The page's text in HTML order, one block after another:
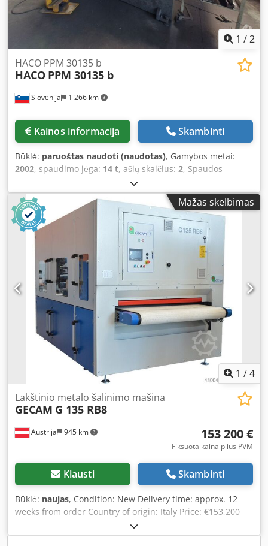
1 /2
Slovėnija 1 266 km
HACO PPM 30135 b
HACO PPM 30135 b
Kainos informacija Skambinti
Būklė: paruoštas naudoti (naudotas), Gamybos metai:
2002, spaudimo jėga: 14 t, ašių skaičius: 2, Spaudos
stabdys pagamintas 2002 m. Šio HACO PPM 30135 b
presavimo jėga yra 135 tonos, o lenkimo ilgis - 3100 mm.
Jame įrengta 15 kW galia, užtikrinanti efektyvų veikimą. Jei
norite gauti aukštos kokybės lenkimo galimybes,
apsvarstykite mūsų parduodamą HACO PPM 30135 b
stakles. Susisiekite su mumis dėl išsamesnės informacijos.
Djdpfx Ajy Nc D Dsh Reck • Galia: 15 kW • Įtampa: 380 V •
Serijos numeris: 90 695 • Valdymo sistema: Įprastinis
CNC/NC presas • Būklė: Būklė: veikiantis Technical
Specification Bending Length 3100 mm
Mažas skelbimas
1 /4
Austrija 945 km
Lakštinio metalo šalinimo mašina
GECAM G 135 RB8
153 200 €
Fiksuota kaina plius PVM
Klausti Skambinti
Būklė: naujas, Condition: New Delivery time: approx. 12
weeks from order Country of origin: Italy Price: €153,200
Leasing rate: €2,895.48 Working width: 1,350 mm Sheet
thickness range - mild steel: 0.4 - 120 mm Abrasive belt